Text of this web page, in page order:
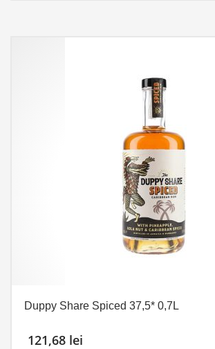
Duppy Share Spiced 37,5* 0,7L
121,68 lei